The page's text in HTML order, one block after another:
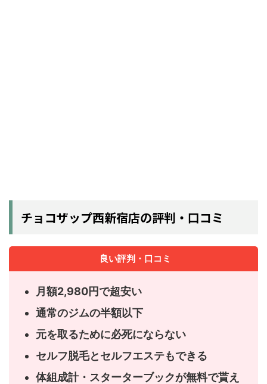
チョコザップ西新宿店の評判・口コミ
良い評判・口コミ
月額2,980円で超安い
通常のジムの半額以下
元を取るために必死にならない
セルフ脱毛とセルフエステもできる
体組成計・スターターブックが無料で貰え